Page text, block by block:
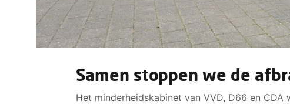
Samen stoppen we de
Het minderheidskabinet van VVD, D66 en CDA